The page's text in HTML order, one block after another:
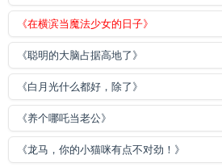
《在横滨当魔法少女的日子》
《聪明的大脑占据高地了》
《白月光什么都好，除了》
《养个哪吒当老公》
《龙马，你的小猫咪有点不对劲！》